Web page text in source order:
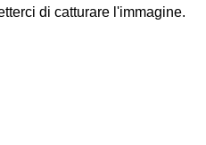
di catturare l'immagine.